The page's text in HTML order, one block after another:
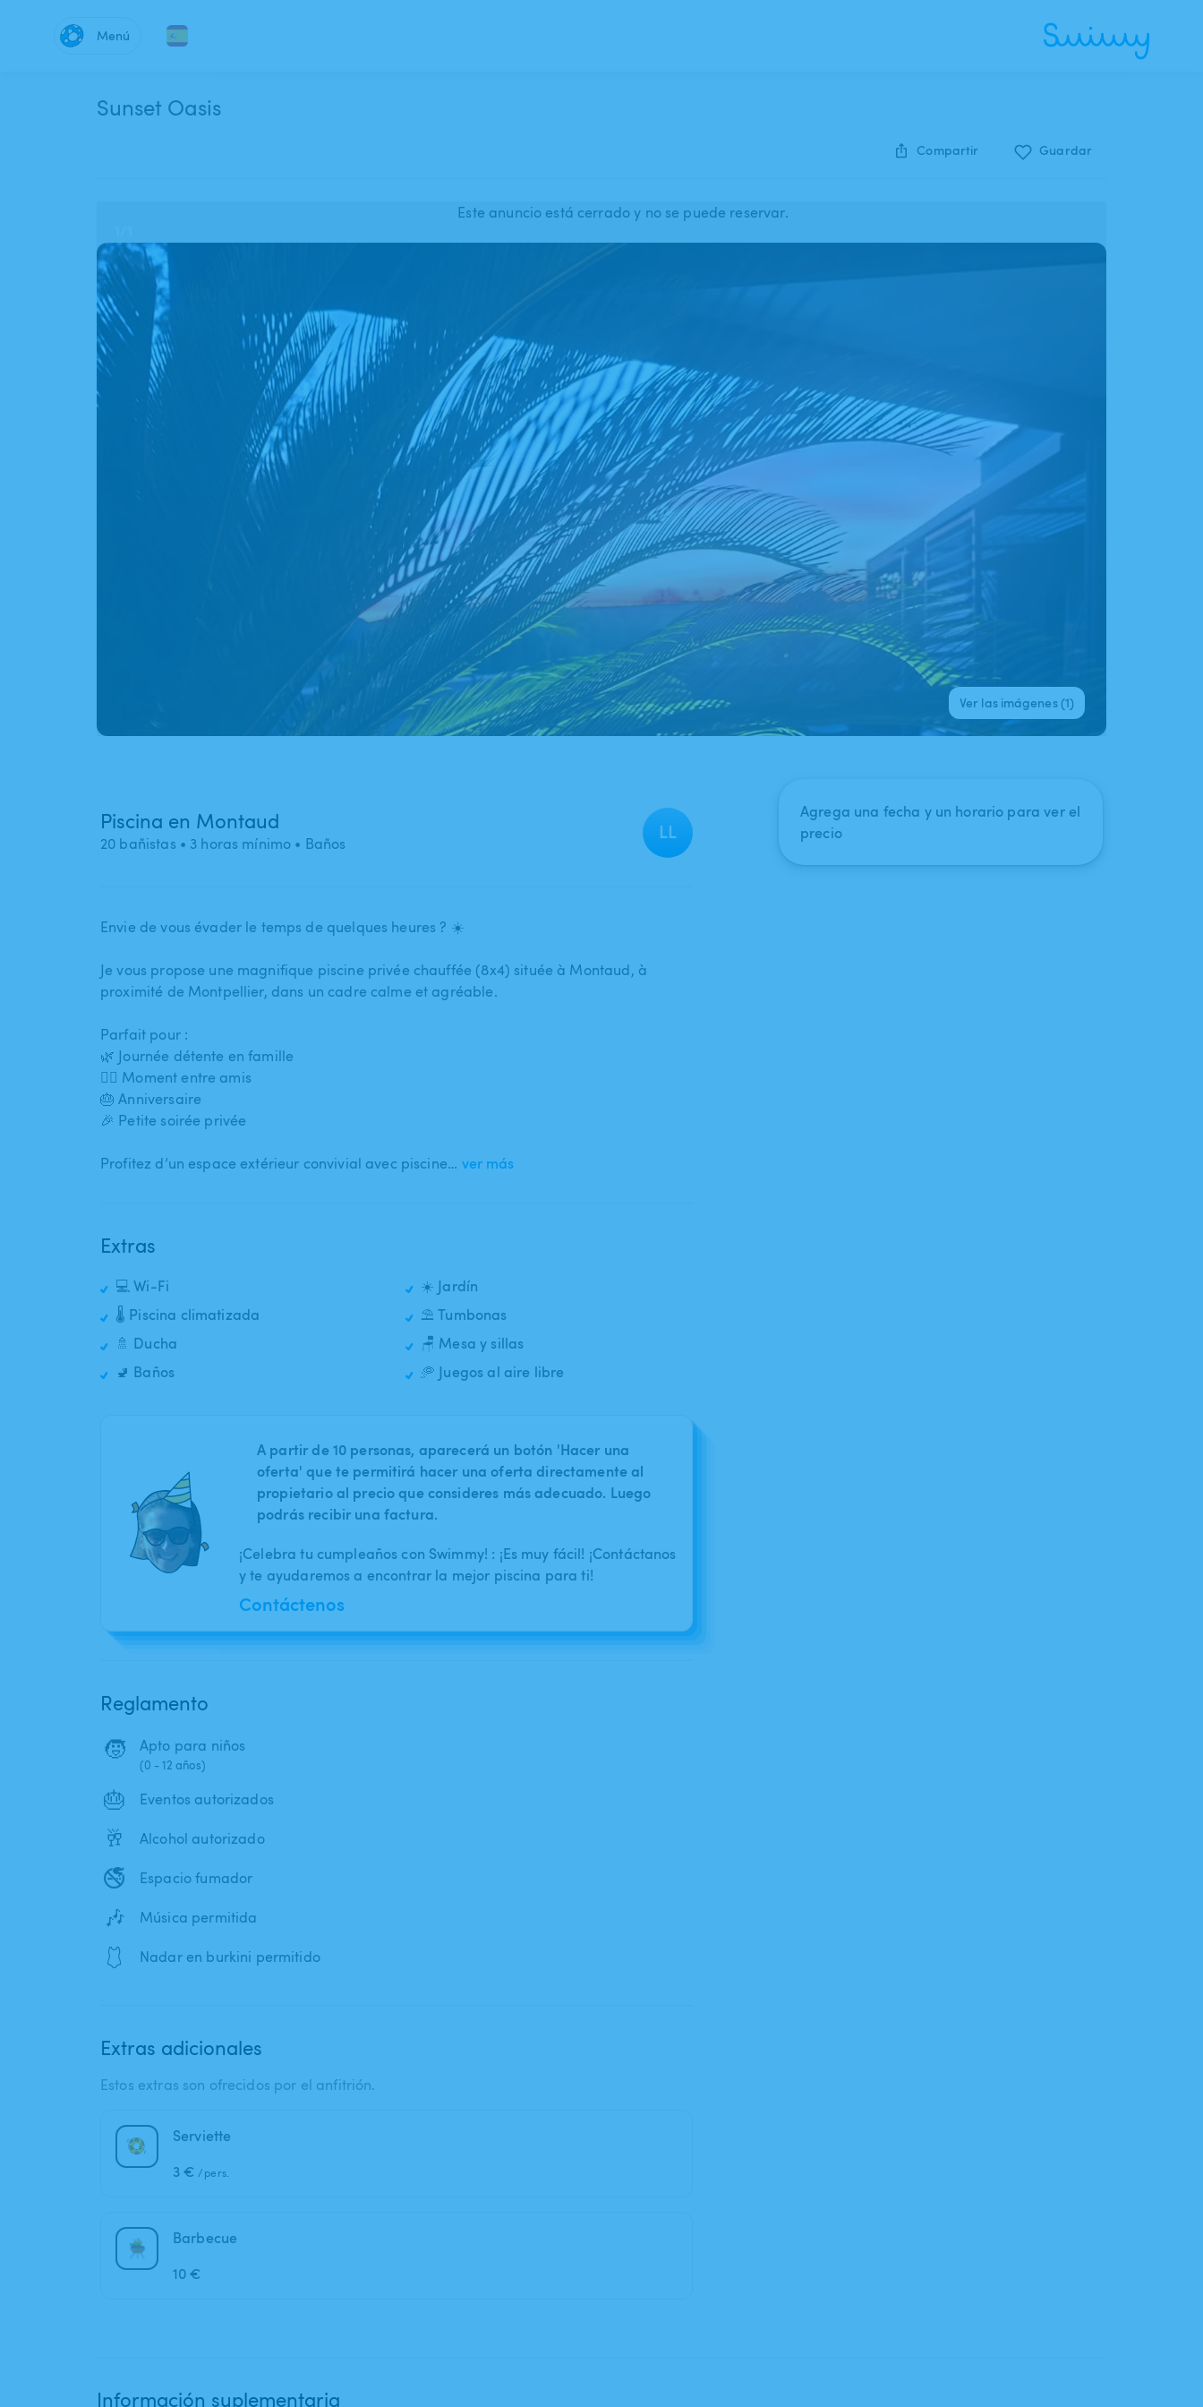
Menú
Sunset Oasis
Compartir Guardar
Este anuncio está cerrado y no se puede reservar.
Ver las imágenes (1)
Piscina en Montaud
20 bañistas • 3 horas mínimo • Baños
LL
Envie de vous évader le temps de quelques heures ? ☀️
Je vous propose une magnifique piscine privée chauffée (8x4) située à Montaud​,​ à
proximité de Montpellier​,​ dans un cadre calme et agréable.
Parfait pour :
🌿 Journée détente en famille
👯‍♀️ Moment entre amis
🎂 Anniversaire
🎉 Petite soirée privée
Profitez d’un espace extérieur convivial avec piscine… ver más
Extras
💻 Wi-Fi
🌡️ Piscina climatizada
🚿 Ducha
🚽 Baños
☀️ Jardín
⛱️ Tumbonas
🪑 Mesa y sillas
🥏 Juegos al aire libre
A partir de 10 personas, aparecerá un botón 'Hacer una
oferta' que te permitirá hacer una oferta directamente al
propietario al precio que consideres más adecuado. Luego
podrás recibir una factura.
¡Celebra tu cumpleaños con Swimmy! : ¡Es muy fácil! ¡Contáctanos
y te ayudaremos a encontrar la mejor piscina para ti!
Contáctenos
Reglamento
🧒 Apto para niños
(0 - 12 años)
🎂 Eventos autorizados
🥂 Alcohol autorizado
🚭 Espacio fumador
🎶 Música permitida
🩱 Nadar en burkini permitido
Extras adicionales
Estos extras son ofrecidos por el anfitrión.
Serviette
3 € /pers.
Barbecue
10 €
Agrega una fecha y un horario para ver el
precio
Información suplementaria